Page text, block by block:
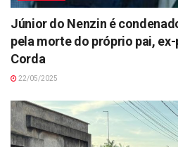
Júnior do Nenzin é
pela morte do próprio pai,
Corda
22/05/2025